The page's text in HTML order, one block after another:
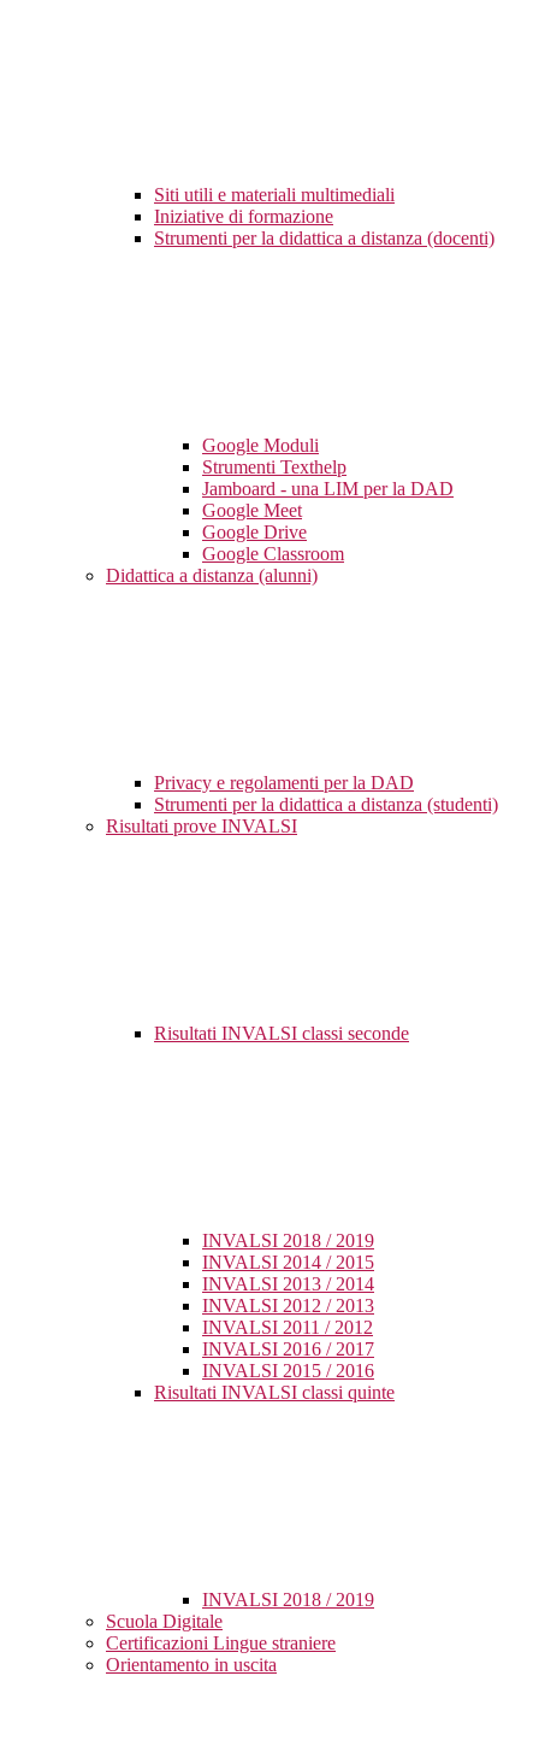
Siti utili e materiali multimediali
Iniziative di formazione
Strumenti per la didattica a distanza (docenti)
Google Moduli
Strumenti Texthelp
Jamboard - una LIM per la DAD
Google Meet
Google Drive
Google Classroom
Didattica a distanza (alunni)
Privacy e regolamenti per la DAD
Strumenti per la didattica a distanza (studenti)
Risultati prove INVALSI
Risultati INVALSI classi seconde
INVALSI 2018 / 2019
INVALSI 2014 / 2015
INVALSI 2013 / 2014
INVALSI 2012 / 2013
INVALSI 2011 / 2012
INVALSI 2016 / 2017
INVALSI 2015 / 2016
Risultati INVALSI classi quinte
INVALSI 2018 / 2019
Scuola Digitale
Certificazioni Lingue straniere
Orientamento in uscita